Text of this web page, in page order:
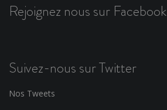
Rejoignez nous sur Facebook
Suivez-nous sur Twitter
Nos Tweets